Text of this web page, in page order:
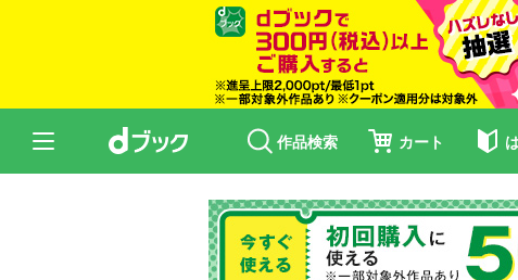
作品検索 カート